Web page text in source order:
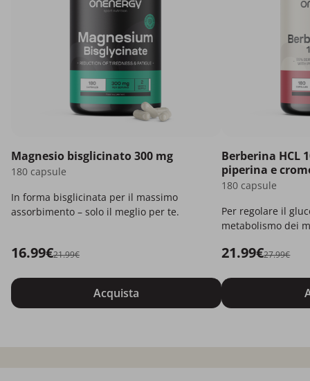
Magnesio bisglicinato 300 mg
180 capsule
In forma bisglicinata per il massimo
assorbimento – solo il meglio per te.
16.99€21.99€
Acquista
Berberina HCL
piperina e
180 capsule
Per regolare il
metabolismo dei
21.99€27.99€